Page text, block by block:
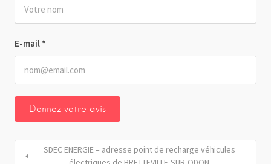
E-mail *
SDEC ENERGIE – adresse point de recharge véhicules